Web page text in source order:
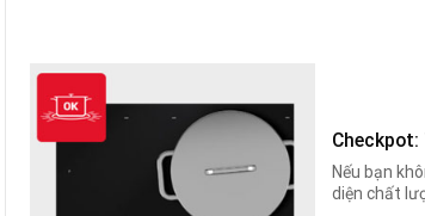
Checkpot:
Nếu bạn
diện chất